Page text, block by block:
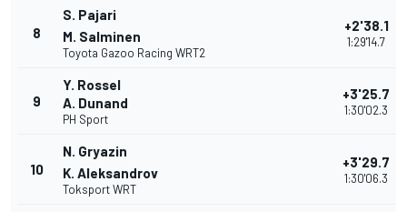
8
S. Pajari
M. Salminen
Toyota Gazoo Racing WRT2
+2'38.1
1:29'14.7
9
Y. Rossel
A. Dunand
PH Sport
+3'25.7
1:30'02.3
10
N. Gryazin
K. Aleksandrov
Toksport WRT
+3'29.7
1:30'06.3